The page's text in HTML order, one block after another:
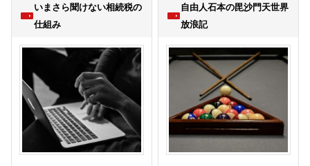
いまさら聞けない相続税の
仕組み
自由人石本の毘沙門天世界
放浪記